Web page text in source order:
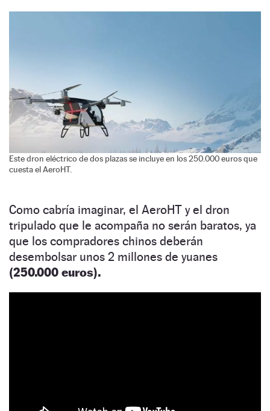
Este dron eléctrico de dos plazas se incluye en los 250.000 euros que
cuesta el AeroHT.
Como cabría imaginar, el AeroHT y el dron
tripulado que le acompaña no serán baratos, ya
que los compradores chinos deberán
desembolsar unos 2 millones de yuanes
(250.000 euros).